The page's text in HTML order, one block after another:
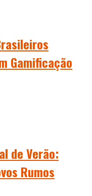
Gamificação
de Verão:
Rumos